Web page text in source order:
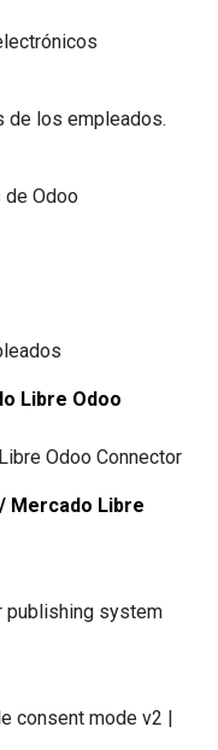
de los empleados.
de Odoo
Libre Odoo
Odoo Connector
Mercado Libre
publishing system
consent mode v2 |